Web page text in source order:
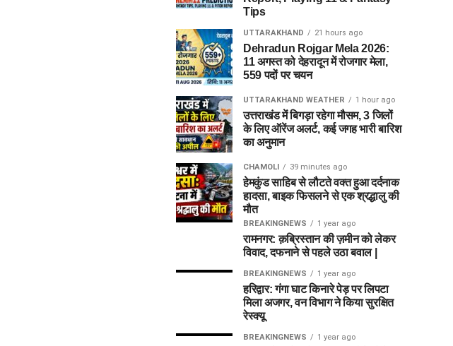
Tips
UTTARAKHAND 21 hours ago
Dehradun Rojgar Mela 2026:
11 अगस्त को देहरादून में रोजगार मेला,
559 पदों पर चयन
UTTARAKHAND WEATHER 1 hour ago
उत्तराखंड में बिगड़ा रहेगा मौसम, 3 जिलों
के लिए ऑरेंज अलर्ट, कई जगह भारी बारिश
का अनुमान
CHAMOLI 39 minutes ago
हेमकुंड साहिब से लौटते वक्त हुआ दर्दनाक
हादसा, बाइक फिसलने से एक श्रद्धालु की
मौत
BREAKINGNEWS 1 year ago
रामनगर: क़ब्रिस्तान की ज़मीन को लेकर
विवाद, दफनाने से पहले उठा बवाल |
BREAKINGNEWS 1 year ago
हरिद्वार: गंगा घाट किनारे पेड़ पर लिपटा
मिला अजगर, वन विभाग ने किया सुरक्षित
रेस्क्यू
BREAKINGNEWS 1 year ago